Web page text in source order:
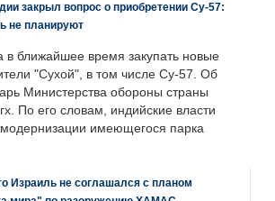
закрыл вопрос о приобретении Су-57:
не планируют
в ближайшее время закупать новые
"Сухой", в том числе Су-57. Об
Министерства обороны страны
По его словам, индийские власти
модернизации имеющегося парка
Израиль не соглашался с планом